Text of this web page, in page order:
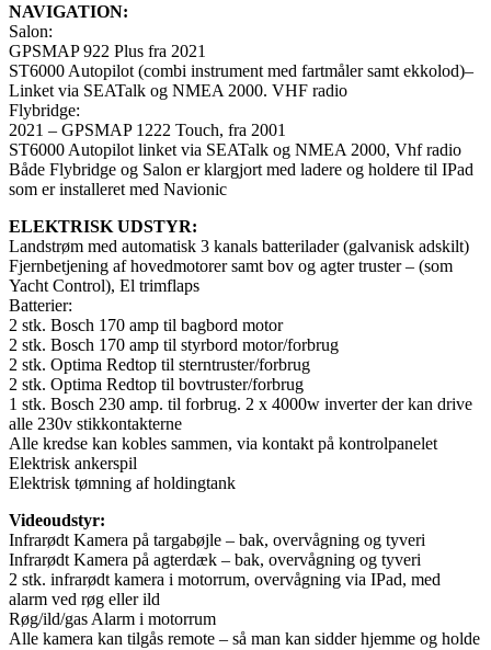
NAVIGATION:
Salon:
GPSMAP 922 Plus fra 2021
ST6000 Autopilot (combi instrument med fartmåler samt ekkolod)–
Linket via SEATalk og NMEA 2000. VHF radio
Flybridge:
2021 – GPSMAP 1222 Touch, fra 2001
ST6000 Autopilot linket via SEATalk og NMEA 2000, Vhf radio
Både Flybridge og Salon er klargjort med ladere og holdere til IPad
som er installeret med Navionic
ELEKTRISK UDSTYR:
Landstrøm med automatisk 3 kanals batterilader (galvanisk adskilt)
Fjernbetjening af hovedmotorer samt bov og agter truster – (som
Yacht Control), El trimflaps
Batterier:
2 stk. Bosch 170 amp til bagbord motor
2 stk. Bosch 170 amp til styrbord motor/forbrug
2 stk. Optima Redtop til sterntruster/forbrug
2 stk. Optima Redtop til bovtruster/forbrug
1 stk. Bosch 230 amp. til forbrug. 2 x 4000w inverter der kan drive
alle 230v stikkontakterne
Alle kredse kan kobles sammen, via kontakt på kontrolpanelet
Elektrisk ankerspil
Elektrisk tømning af holdingtank
Videoudstyr:
Infrarødt Kamera på targabøjle – bak, overvågning og tyveri
Infrarødt Kamera på agterdæk – bak, overvågning og tyveri
2 stk. infrarødt kamera i motorrum, overvågning via IPad, med
alarm ved røg eller ild
Røg/ild/gas Alarm i motorrum
Alle kamera kan tilgås remote – så man kan sidder hjemme og holde